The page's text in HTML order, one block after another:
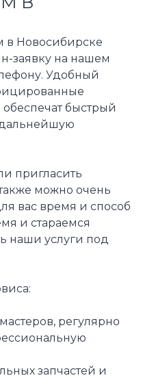
в Новосибирске
заявку на нашем
Удобный
быстрый
пригласить
можно очень
вас время и способ
и стараемся
наши услуги под
регулярно
запчастей и